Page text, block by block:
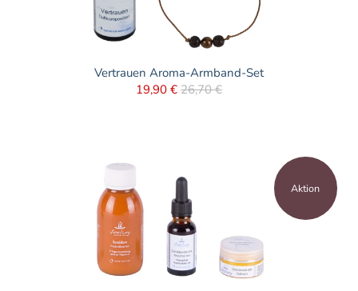
Vertrauen Aroma-Armband-Set
19,90 € 26,70 €
Aktion